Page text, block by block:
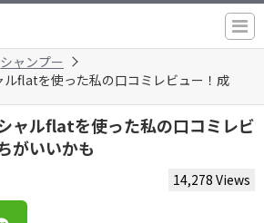
シャンプー
ルflatを使った私の口コミレビュー！成
ャルflatを使った私の口コミレビ
がいいかも
14,278 Views